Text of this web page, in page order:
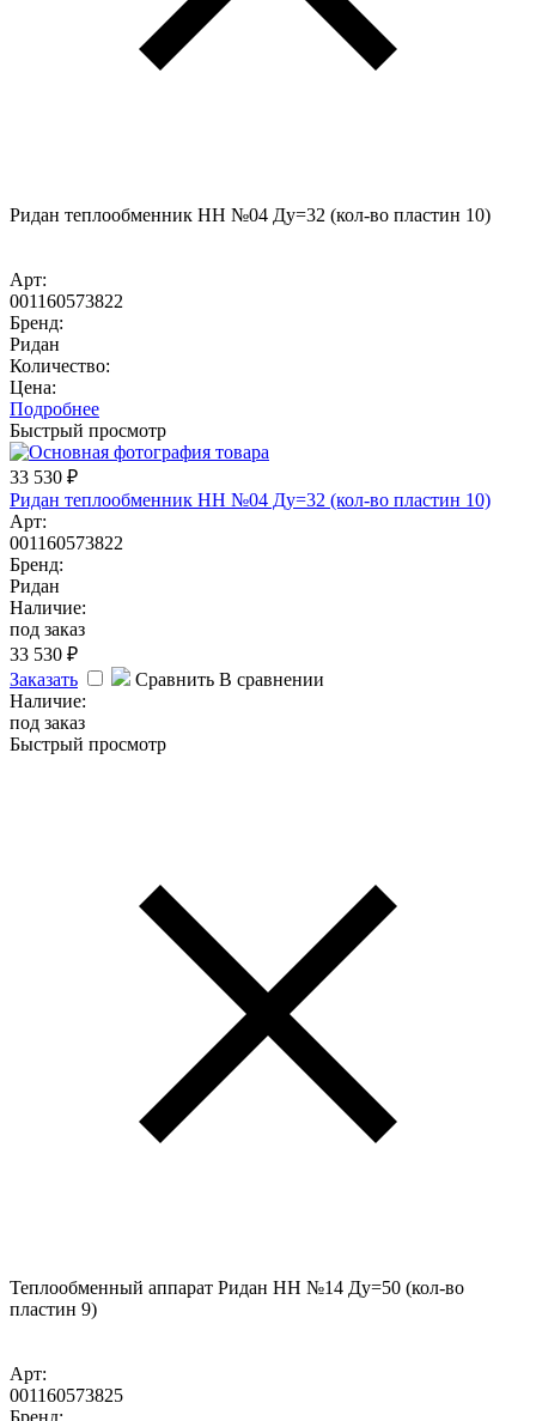
Ридан теплообменник НН №04 Ду=32 (кол-во пластин 10)
Арт:
001160573822
Бренд:
Ридан
Количество:
Цена:
Подробнее
Быстрый просмотр
33 530 ₽
Ридан теплообменник НН №04 Ду=32 (кол-во пластин 10)
Арт:
001160573822
Бренд:
Ридан
Наличие:
под заказ
33 530 ₽
Заказать
Сравнить В сравнении
Наличие:
под заказ
Быстрый просмотр
Теплообменный аппарат Ридан НН №14 Ду=50 (кол-во
пластин 9)
Арт:
001160573825
Бренд: